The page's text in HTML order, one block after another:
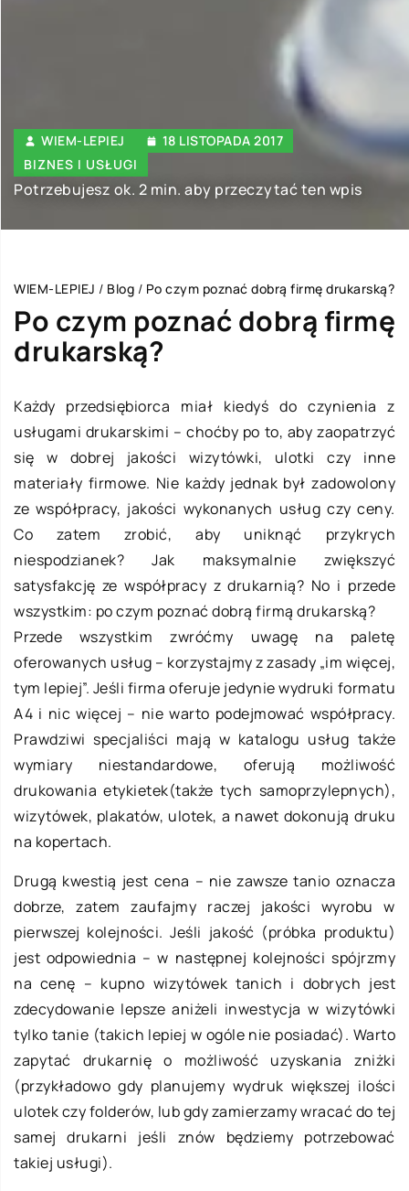
WIEM-LEPIEJ
18 LISTOPADA 2017
BIZNES I USŁUGI
Potrzebujesz ok. 2 min. aby przeczytać ten wpis
WIEM-LEPIEJ / Blog / Po czym poznać dobrą firmę drukarską?
Po czym poznać dobrą firmę
drukarską?
Każdy przedsiębiorca miał kiedyś do czynienia z
usługami drukarskimi – choćby po to, aby zaopatrzyć
się w dobrej jakości wizytówki, ulotki czy inne
materiały firmowe. Nie każdy jednak był zadowolony
ze współpracy, jakości wykonanych usług czy ceny.
Co zatem zrobić, aby uniknąć przykrych
niespodzianek? Jak maksymalnie zwiększyć
satysfakcję ze współpracy z drukarnią? No i przede
wszystkim: po czym poznać dobrą firmą drukarską?
Przede wszystkim zwróćmy uwagę na paletę
oferowanych usług – korzystajmy z zasady „im więcej,
tym lepiej”. Jeśli firma oferuje jedynie wydruki formatu
A4 i nic więcej – nie warto podejmować współpracy.
Prawdziwi specjaliści mają w katalogu usług także
wymiary niestandardowe, oferują możliwość
drukowania etykietek(także tych samoprzylepnych),
wizytówek, plakatów, ulotek, a nawet dokonują druku
na kopertach.
Drugą kwestią jest cena – nie zawsze tanio oznacza
dobrze, zatem zaufajmy raczej jakości wyrobu w
pierwszej kolejności. Jeśli jakość (próbka produktu)
jest odpowiednia – w następnej kolejności spójrzmy
na cenę – kupno wizytówek tanich i dobrych jest
zdecydowanie lepsze aniżeli inwestycja w wizytówki
tylko tanie (takich lepiej w ogóle nie posiadać). Warto
zapytać drukarnię o możliwość uzyskania zniżki
(przykładowo gdy planujemy wydruk większej ilości
ulotek czy folderów, lub gdy zamierzamy wracać do tej
samej drukarni jeśli znów będziemy potrzebować
takiej usługi).